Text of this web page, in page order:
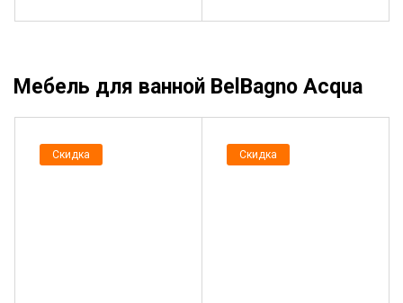
Мебель для ванной BelBagno Acqua
Скидка Скидка